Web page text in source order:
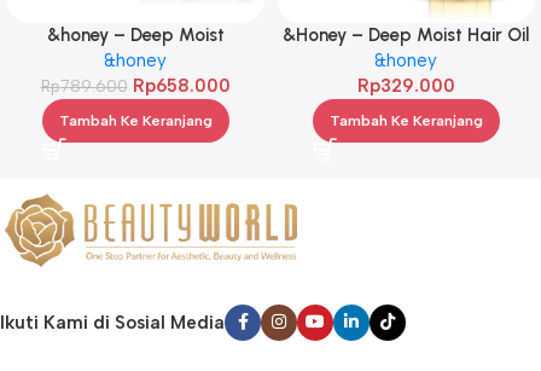
&honey – Deep Moist
Treatment 445 g Twinpack
&honey
Rp789.600 Rp658.000
Tambah Ke Keranjang
&Honey – Deep Moist Hair Oil
3.0 100ml
&honey
Rp329.000
Tambah Ke Keranjang
Ikuti Kami di Sosial Media